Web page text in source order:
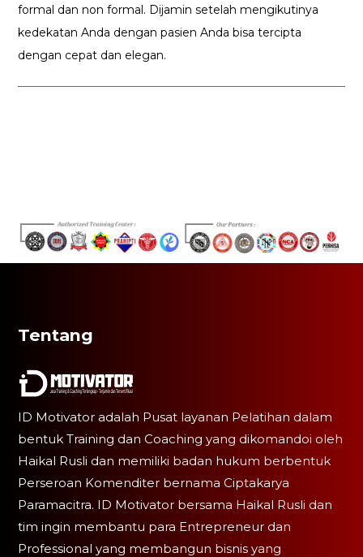
formal dan non formal. Dijamin setelah mengikutinya
kedekatan Anda dengan pasien Anda bisa tercipta
dengan cepat dan elegan.
Tentang
ID Motivator adalah Pusat layanan Pelatihan dalam
bentuk Training dan Coaching yang dikomandoi oleh
Haikal Rusli dan memiliki badan hukum berbentuk
Perseroan Komenditer bernama Ciptakarya
Paramacitra. ID Motivator bersama Haikal Rusli dan
tim ingin membantu para Entrepreneur dan
Professional yang membangun bisnis yang